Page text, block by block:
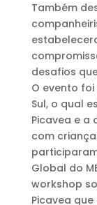
Também
desafios
O evento foi
Sul, o qual
Picavea e a
com
Global do
workshop
Picavea